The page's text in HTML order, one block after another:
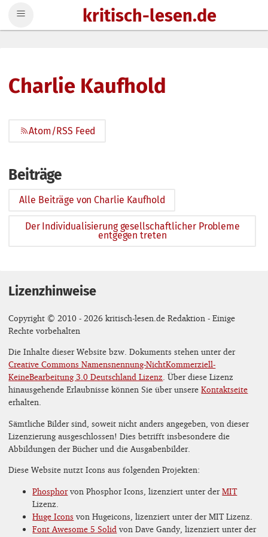
kritisch-lesen.de
Charlie Kaufhold
Atom/RSS Feed
Beiträge
Alle Beiträge von Charlie Kaufhold
Der Individualisierung gesellschaftlicher Probleme
entgegen treten
Lizenzhinweise
Copyright © 2010 - 2026 kritisch-lesen.de Redaktion - Einige
Rechte vorbehalten
Die Inhalte dieser Website bzw. Dokuments stehen unter der
Creative Commons Namensnennung-NichtKommerziell-
KeineBearbeitung 3.0 Deutschland Lizenz. Über diese Lizenz
hinausgehende Erlaubnisse können Sie über unsereKontaktseite
erhalten.
Sämtliche Bilder sind, soweit nicht anders angegeben, von dieser
Lizenzierung ausgeschlossen! Dies betrifft insbesondere die
Abbildungen der Bücher und die Ausgabenbilder.
Diese Website nutzt Icons aus folgenden Projekten:
Phosphorvon Phosphor Icons, lizenziert unter derMIT
Lizenz.
Huge Icons von Hugeicons, lizenziert unter der MIT Lizenz.
Font Awesome 5 Solid von Dave Gandy, lizenziert unter der